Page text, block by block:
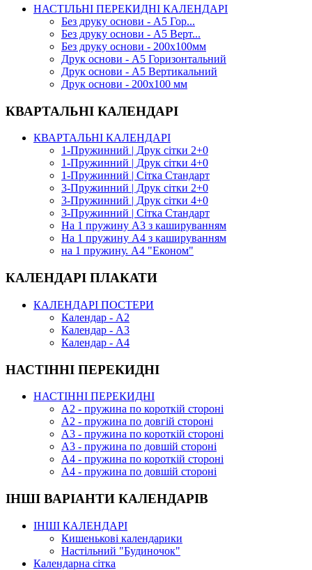
НАСТІЛЬНІ ПЕРЕКИДНІ КАЛЕНДАРІ
Без друку основи - А5 Гор...
Без друку основи - А5 Верт...
Без друку основи - 200х100мм
Друк основи - А5 Горизонтальний
Друк основи - А5 Вертикальний
Друк основи - 200х100 мм
КВАРТАЛЬНІ КАЛЕНДАРІ
КВАРТАЛЬНІ КАЛЕНДАРІ
1-Пружинний | Друк сітки 2+0
1-Пружинний | Друк сітки 4+0
1-Пружинний | Сітка Стандарт
3-Пружинний | Друк сітки 2+0
3-Пружинний | Друк сітки 4+0
3-Пружинний | Сітка Стандарт
На 1 пружину А3 з кашируванням
На 1 пружину А4 з кашируванням
на 1 пружину. А4 "Економ"
КАЛЕНДАРІ ПЛАКАТИ
КАЛЕНДАРІ ПОСТЕРИ
Календар - А2
Календар - А3
Календар - А4
НАСТІННІ ПЕРЕКИДНІ
НАСТІННІ ПЕРЕКИДНІ
А2 - пружина по короткій стороні
А2 - пружина по довгій стороні
А3 - пружина по короткій стороні
А3 - пружина по довшій стороні
А4 - пружина по короткій стороні
А4 - пружина по довшій стороні
ІНШІ ВАРІАНТИ КАЛЕНДАРІВ
ІНШІ КАЛЕНДАРІ
Кишенькові календарики
Настільний "Будиночок"
Календарна сітка